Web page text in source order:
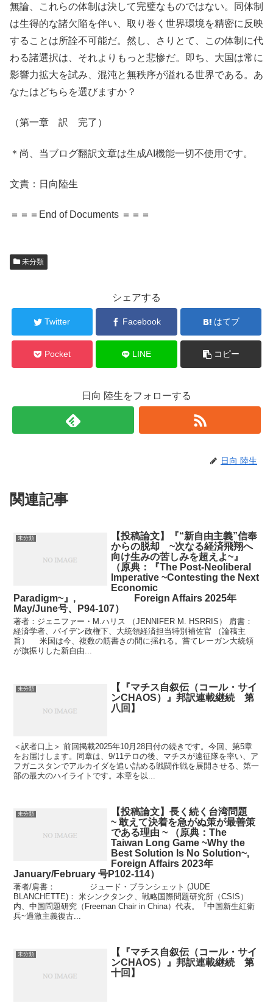
無論、これらの体制は決して完璧なものではない。同体制
は生得的な諸欠陥を伴い、取り巻く世界環境を精密に反映
することは所詮不可能だ。然し、さりとて、この体制に代
わる諸選択は、それよりもっと悲惨だ。即ち、大国は常に
影響力拡大を試み、混沌と無秩序が溢れる世界である。あ
なたはどちらを選びますか？
（第一章 訳 完了）
＊尚、当ブログ翻訳文章は生成AI機能一切不使用です。
文責：日向陸生
＝＝＝End of Documents ＝＝＝
未分類
シェアする
Twitter Facebook はてブ
Pocket LINE コピー
日向 陸生をフォローする
日向 陸生
関連記事
未分類
【投稿論文】『“新自由主義”信奉
からの脱却 ~次なる経済飛翔へ
向け生みの苦しみを超えよ~』
（原典：『The Post-Neoliberal
Imperative ~Contesting the Next
Economic
Paradigm~』, Foreign Affairs 2025年
May/June号、P94-107）
著者：ジェニファー・M.ハリス （JENNIFER M. HSRRIS） 肩書：
経済学者、バイデン政権下、大統領経済担当特別補佐官 （論稿主
旨） 米国は今、複数の筋書きの間に揺れる。嘗てレーガン大統領
が旗振りした新自由...
未分類
【『マチス自叙伝（コール・サイ
ンCHAOS）』邦訳連載継続 第
八回】
＜訳者口上＞ 前回掲載2025年10月28日付の続きです。今回、第5章
をお届けします。同章は、9/11テロの後、マチスが遠征隊を率い、ア
フガニスタンでアルカイダを追い詰める戦闘作戦を展開させる、第一
部の最大のハイライトです。本章を以...
未分類
【投稿論文】長く続く台湾問題
~ 敢えて決着を急がぬ策が最善策
である理由 ~ （原典：The
Taiwan Long Game ~Why the
Best Solution Is No Solution~,
Foreign Affairs 2023年
January/February 号P102-114）
著者/肩書： ジュード・ブランシェット (JUDE
BLANCHETTE)： 米シンクタンク、戦略国際問題研究所（CSIS）
内、中国問題研究（Freeman Chair in China）代表。『中国新生紅衛
兵~過激主義復古...
未分類
【『マチス自叙伝（コール・サイ
ンCHAOS）』邦訳連載継続 第
十回】